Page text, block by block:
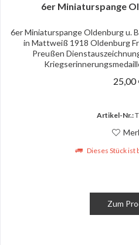
6er Miniaturspange
6er Miniaturspange Oldenburg u.
in Mattweiß 1918 Oldenburg
Preußen
25,00
Artikel-Nr.:
Dieses Stück ist
Zum